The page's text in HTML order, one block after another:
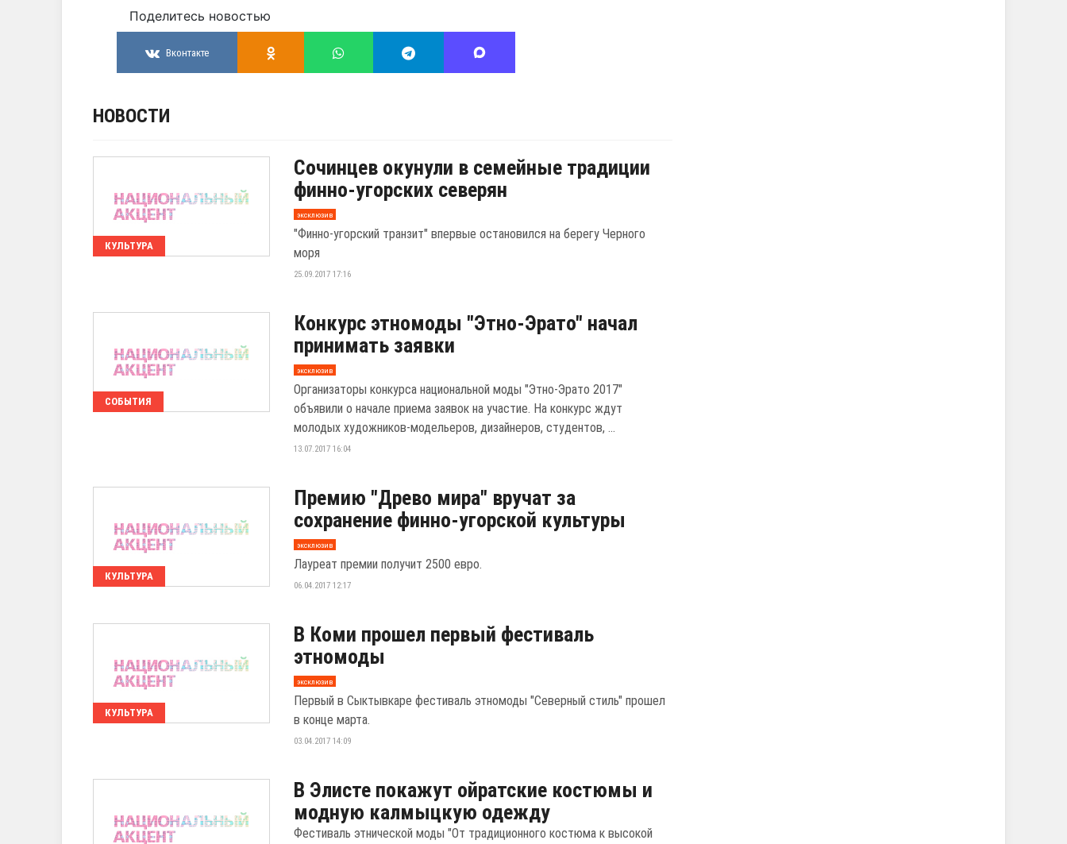
Поделитесь новостью
Вконтакте
НОВОСТИ
КУЛЬТУРА
Сочинцев окунули в семейные традиции
финно-угорских северян
эксклюзив
"Финно-угорский транзит" впервые остановился на берегу Черного
моря
25.09.2017 17:16
СОБЫТИЯ
Конкурс этномоды "Этно-Эрато" начал
принимать заявки
эксклюзив
Организаторы конкурса национальной моды "Этно-Эрато 2017"
объявили о начале приема заявок на участие. На конкурс ждут
молодых художников-модельеров, дизайнеров, студентов, ...
13.07.2017 16:04
КУЛЬТУРА
Премию "Древо мира" вручат за
сохранение финно-угорской культуры
эксклюзив
Лауреат премии получит 2500 евро.
06.04.2017 12:17
КУЛЬТУРА
В Коми прошел первый фестиваль
этномоды
эксклюзив
Первый в Сыктывкаре фестиваль этномоды "Северный стиль" прошел
в конце марта.
03.04.2017 14:09
В Элисте покажут ойратские костюмы и
модную калмыцкую одежду
Фестиваль этнической моды "От традиционного костюма к высокой